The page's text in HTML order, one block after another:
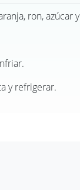
ron, azúcar
y refrigerar.